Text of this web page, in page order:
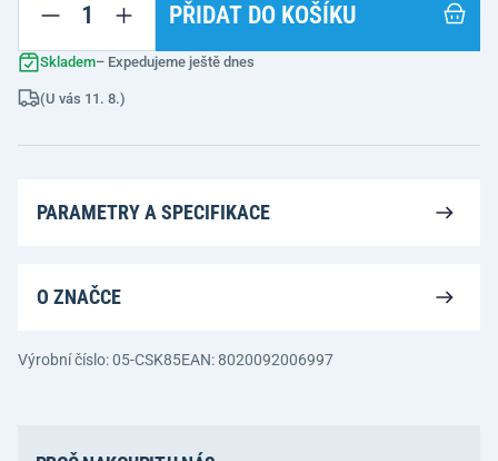
PŘIDAT DO KOŠÍKU
Skladem– Expedujeme ještě dnes
(U vás 11. 8.)
PARAMETRY A SPECIFIKACE
O ZNAČCE
Výrobní číslo: 05-CSK85EAN: 8020092006997